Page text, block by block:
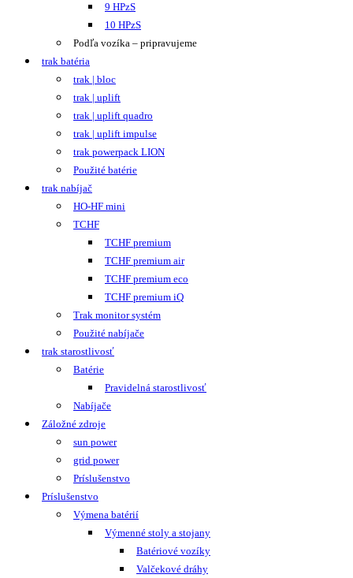
9 HPzS
10 HPzS
Podľa vozíka – pripravujeme
trak batéria
trak | bloc
trak | uplift
trak | uplift quadro
trak | uplift impulse
trak powerpack LION
Použité batérie
trak nabíjač
HO-HF mini
TCHF
TCHF premium
TCHF premium air
TCHF premium eco
TCHF premium iQ
Trak monitor systém
Použité nabíjače
trak starostlivosť
Batérie
Pravidelná starostlivosť
Nabíjače
Záložné zdroje
sun power
grid power
Príslušenstvo
Príslušenstvo
Výmena batérií
Výmenné stoly a stojany
Batériové vozíky
Valčekové dráhy